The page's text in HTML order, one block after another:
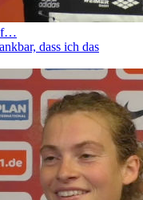
dass ich das